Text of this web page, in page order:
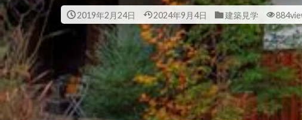
2019年2月24日 2024年9月4日 建築見学